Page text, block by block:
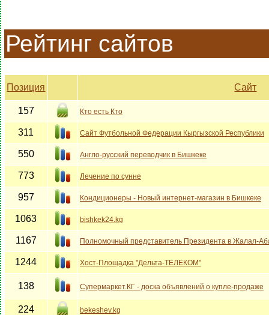
Рейтинг сайтов
Позиция Сайт
157 Кто есть Кто
311 Сайт Футбольной Федерации Кыргызской Республики
550 Англо-русский переводчик в Бишкеке
773 Лечение по сунне
957 Кондиционеры - Новый интернет-магазин в Бишкеке
1063 bishkek24.kg
1167 Полномочный представитель Президента в Жалал-
1244 Хост-Площадка "Дельта-ТЕЛЕКОМ"
138 Супермаркет.КГ - доска объявлений о купле-продаже
224 bekeshev.kg